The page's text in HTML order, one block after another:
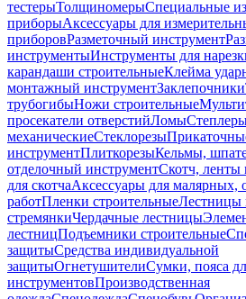
тестерыТолщиномерыСпециальные
приборыАксессуары для
приборовРазметочный инструмент
инструментыИнструменты для
карандаши строительныеКлейма
монтажный инструментЗаклепочники
трубогибыНожи строительные
просекатели отверстийЛомы
механическиеСтеклорезы
инструментПлиткорезыКельмы,
отделочный инструментСкотч, ленты
для скотчаАксессуары для малярных,
работПленки строительныеЛестницы
стремянкиЧердачные лестницы
лестницПодъемники строительные
защитыСредства индивидуальной
защитыОгнетушителиСумки, пояса
инструментовПроизводственная